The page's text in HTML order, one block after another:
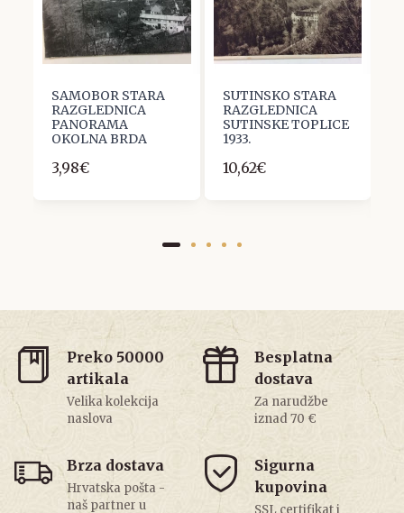
SAMOBOR STARA
RAZGLEDNICA
PANORAMA
OKOLNA BRDA
3,98€
SUTINSKO STARA
RAZGLEDNICA
SUTINSKE TOPLICE
1933.
10,62€
Preko 50000
artikala
Velika kolekcija
naslova
Besplatna
dostava
Za narudžbe
iznad 70 €
Brza dostava
Hrvatska pošta -
naš partner u
Sigurna
kupovina
SSL certifikat i